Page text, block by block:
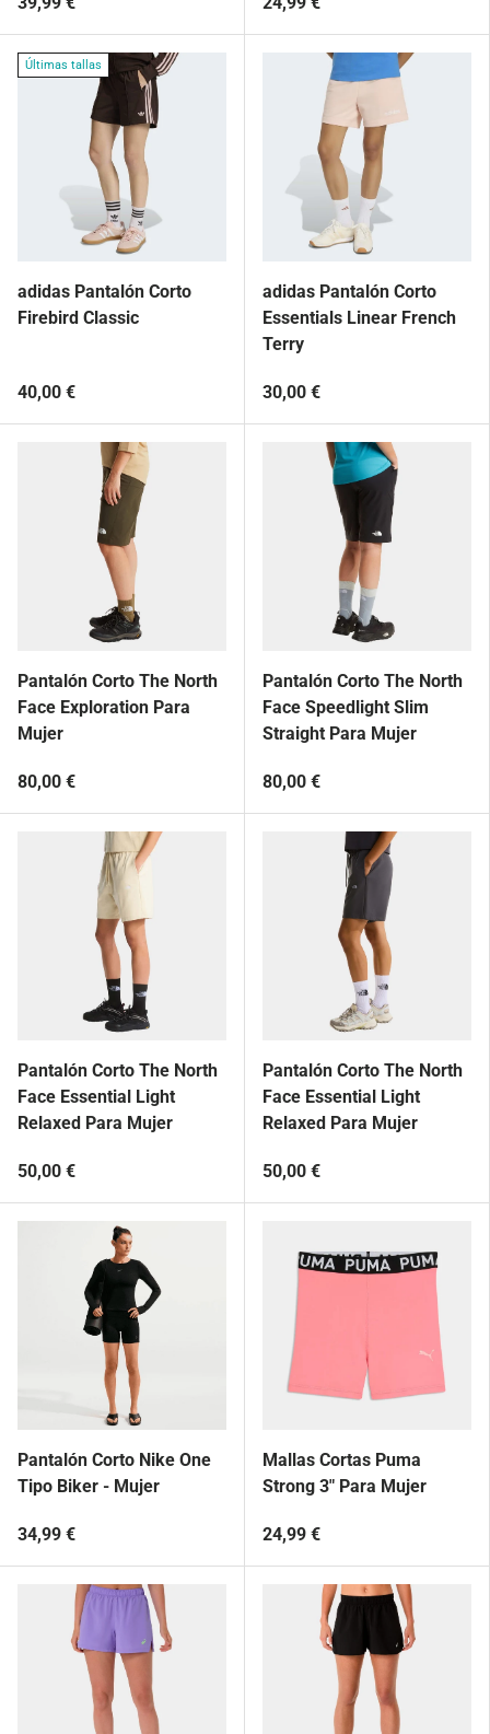
Últimas tallas
adidas Pantalón Corto
Firebird Classic
40,00 €
adidas Pantalón Corto
Essentials Linear French
Terry
30,00 €
Pantalón Corto The North
Face Exploration Para
Mujer
80,00 €
Pantalón Corto The North
Face Speedlight Slim
Straight Para Mujer
80,00 €
Pantalón Corto The North
Face Essential Light
Relaxed Para Mujer
50,00 €
Pantalón Corto The North
Face Essential Light
Relaxed Para Mujer
50,00 €
Pantalón Corto Nike One
Tipo Biker - Mujer
34,99 €
Mallas Cortas Puma
Strong 3" Para Mujer
24,99 €